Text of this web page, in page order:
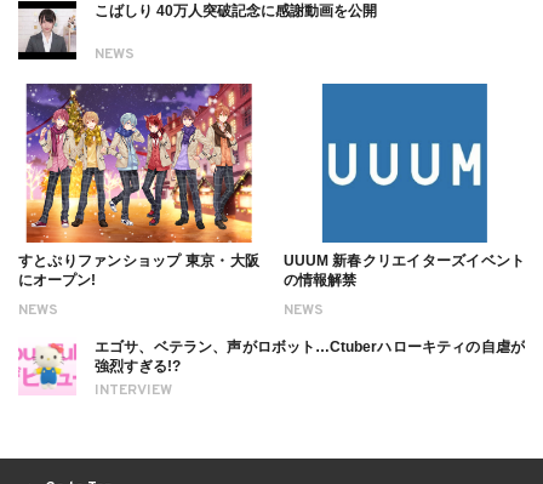
NEWS
こばしり 40万人突破記念に感謝動画を公開
NEWS
すとぷりファンショップ 東京・大阪
にオープン!
NEWS
UUUM 新春クリエイターズイベント
の情報解禁
INTERVIEW
エゴサ、ベテラン、声がロボット…Ctuberハローキティの自虐が
強烈すぎる!?